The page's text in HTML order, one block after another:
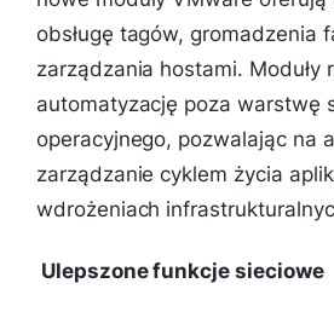
obsługę tagów, gromadzenia
zarządzania hostami. Moduły
automatyzację poza warstwę
operacyjnego, pozwalając na
zarządzanie cyklem życia
wdrożeniach
Ulepszone funkcje sieciowe